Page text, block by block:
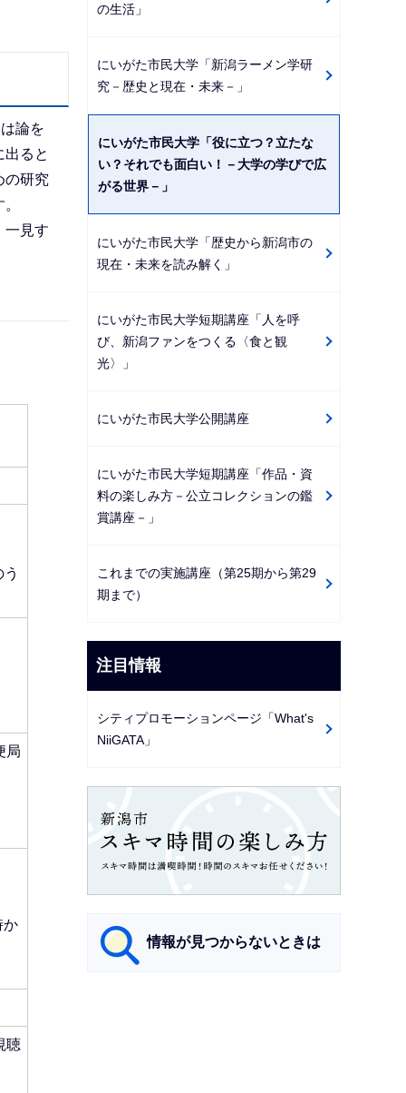
論を
ると
の研究
一見す
局
か
聴
ン
こ
か
ら
の生活」
にいがた市民大学「新潟ラーメン学研
究－歴史と現在・未来－」
にいがた市民大学「役に立つ？立たな
い？それでも面白い！－大学の学びで広
がる世界－」
にいがた市民大学「歴史から新潟市の
現在・未来を読み解く」
にいがた市民大学短期講座「人を呼
び、新潟ファンをつくる〈食と観
光〉」
にいがた市民大学公開講座
にいがた市民大学短期講座「作品・資
料の楽しみ方－公立コレクションの鑑
賞講座－」
これまでの実施講座（第25期から第29
期まで）
注目情報
シティプロモーションページ「What's
NiiGATA」
情報が見つからないときは